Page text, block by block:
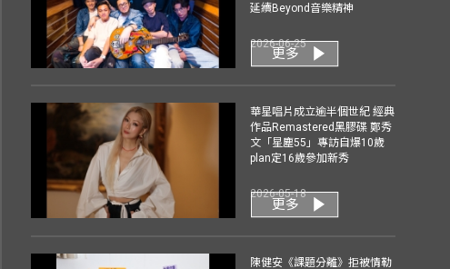
延續Beyond音樂精神
2026-06-25
更多
華星唱片成立逾半個世紀 經典
作品Remastered黑膠碟 鄭秀
文「星塵55」專訪自爆10歲
plan定16歲參加新秀
2026-05-18
更多
陳健安《課題分離》拒被情勒